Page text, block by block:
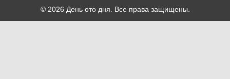
© 2026 День ото дня. Все права защищены.